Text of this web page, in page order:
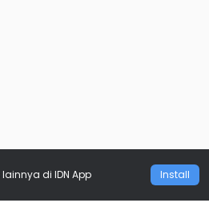
lainnya di IDN App Install